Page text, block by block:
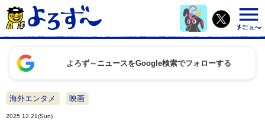
よろず～ニュースをGoogle検索でフォローする
海外エンタメ 映画
2025.12.21(Sun)